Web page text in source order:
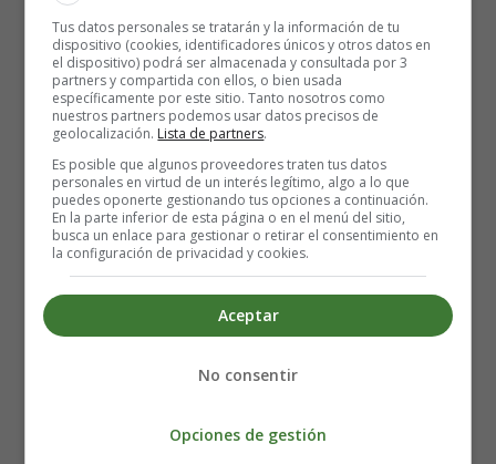
Causas de alergias al polen
Para todas las alergias, el sistema inmunitario reacciona a
(alérgenos). El sistema inmunitario produce anticuerpos
que detectan el alérgeno y causan reacciones
inflamatorias y la liberación de una sustancia química
llamada histamina. La histamina es la causante de los
síntomas.
Las alergias al polen son estacionales
variará según la ubicación y el tipo de planta.
Tus datos personales se tratarán y la información de tu
dispositivo (cookies, identificadores únicos y otros datos en
el dispositivo) podrá ser almacenada y consultada por 3
partners y compartida con ellos, o bien usada
específicamente por este sitio. Tanto nosotros como
nuestros partners podemos usar datos precisos de
geolocalización. Lista de partners.
Es posible que algunos proveedores traten tus datos
personales en virtud de un interés legítimo, algo a lo que
puedes oponerte gestionando tus opciones a continuación.
En la parte inferior de esta página o en el menú del sitio,
busca un enlace para gestionar o retirar el consentimiento en
la configuración de privacidad y cookies.
Aceptar
No consentir
Opciones de gestión